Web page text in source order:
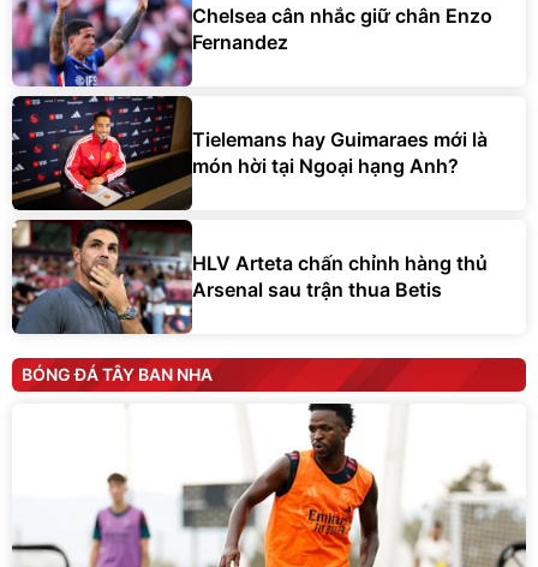
Chelsea cân nhắc giữ chân Enzo
Fernandez
Tielemans hay Guimaraes mới là
món hời tại Ngoại hạng Anh?
HLV Arteta chấn chỉnh hàng thủ
Arsenal sau trận thua Betis
BÓNG ĐÁ TÂY BAN NHA